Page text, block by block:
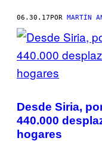
06.30.17POR MARTÍN
Desde Siria,
440.000
hogares